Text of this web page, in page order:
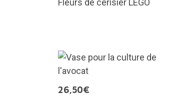
26,50€